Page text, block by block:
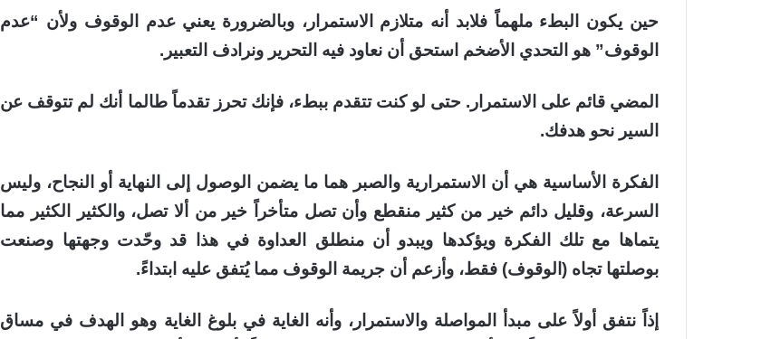
حين يكون البطء ملهماً فلابد أنه متلازم الاستمرار، وبالضرورة يعني عدم الوقوف ولأن “عدم
الوقوف” هو التحدي الأضخم استحق أن نعاود فيه التحرير ونرادف التعبير.
المضي قائم على الاستمرار. حتى لو كنت تتقدم ببطء، فإنك تحرز تقدماً طالما أنك لم تتوقف عن
السير نحو هدفك.
الفكرة الأساسية هي أن الاستمرارية والصبر هما ما يضمن الوصول إلى النهاية أو النجاح، وليس
السرعة، وقليل دائم خير من كثير منقطع وأن تصل متأخراً خير من ألا تصل، والكثير الكثير مما
يتماها مع تلك الفكرة ويؤكدها ويبدو أن منطلق العداوة في هذا قد وحّدت وجهتها وصنعت
بوصلتها تجاه (الوقوف) فقط، وأزعم أن جريمة الوقوف مما يُتفق عليه ابتداءً.
إذاً نتفق أولاً علىمبدأ المواصلة والاستمرار، وأنه الغاية في بلوغ الغاية وهو الهدف في مساق